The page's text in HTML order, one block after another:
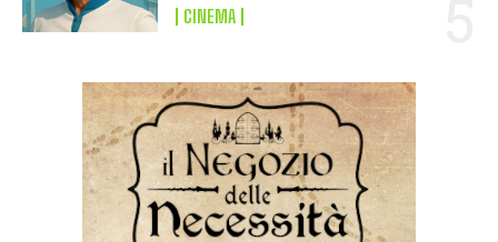
CINEMA